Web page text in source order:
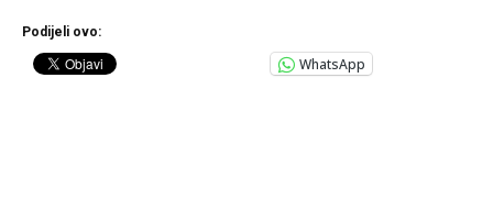
Podijeli ovo:
WhatsApp